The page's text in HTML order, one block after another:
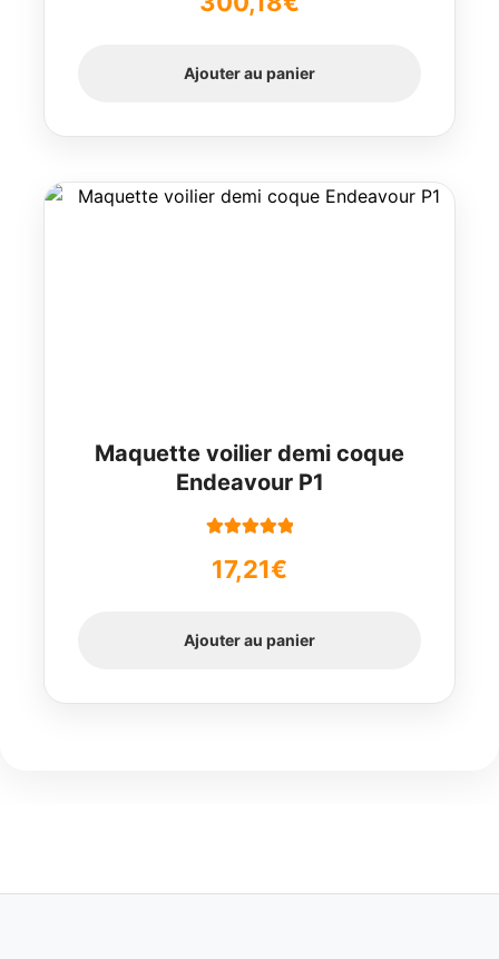
Ajouter au panier
Maquette voilier demi coque
Endeavour P1
5
17,21€
Ajouter au panier